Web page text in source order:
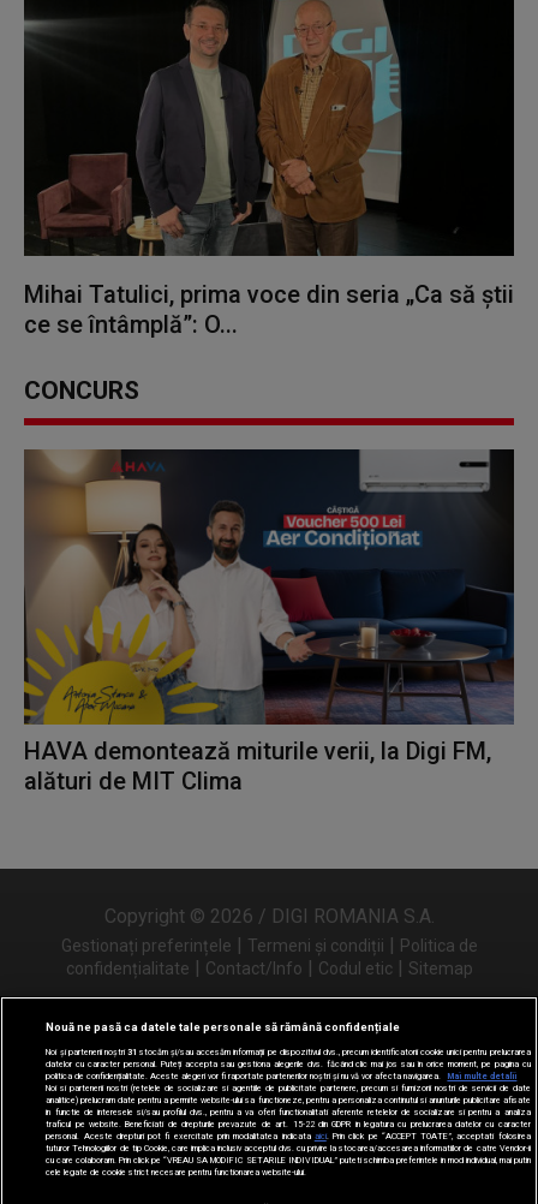
Mihai Tatulici, prima voce din seria „Ca să știi
ce se întâmplă”: O...
CONCURS
HAVA demontează miturile verii, la Digi FM,
alături de MIT Clima
Copyright © 2026 / DIGI ROMANIA S.A.
Gestionați preferințele | Termeni și condiții | Politica de
confidențialitate | Contact/Info | Codul etic | Sitemap
Urmărește-ne și pe
Nouă ne pasă ca datele tale personale să rămână confidențiale
Noi și partenerii noștri31 stocăm și/sau accesăm informații pe dispozitivul dvs., precum identificatorii cookie unici pentru prelucrarea
datelor cu caracter personal. Puteți accepta sau gestiona alegerile dvs. făcând clic mai jos sau în orice moment, pe pagina cu
politica de confidențialitate. Aceste alegeri vor fi raportate partenerilor noștri și nu vă vor afecta navigarea.
Mai multe detalii
Noi si partenerii nostri (retelele de socializare si agentiile de publicitate partenere, precum si furnizorii nostri de servicii de date
analitice) prelucram date pentru a permite website-ului sa functioneze, pentru a personaliza continutul si anunturile publicitare afisate
in functie de interesele si/sau profilul dvs., pentru a va oferi functionalitati aferente retelelor de socializare si pentru a analiza
traficul pe website. Beneficiati de drepturile prevazute de art. 15-22 din GDPR in legatura cu prelucrarea datelor cu caracter
personal. Aceste drepturi pot fi exercitate prin modalitatea indicata aici. Prin click pe “ACCEPT TOATE”, acceptati folosirea
tuturor Tehnologiilor de tip Cookie, care implica inclusiv acceptul dvs. cu privire la stocarea/accesarea informatiilor de catre Vendor-ii
cu care colaboram. Prin click pe “VREAU SA MODIFIC SETARILE INDIVIDUAL” puteti schimba preferintele in mod individual, mai putin
cele legate de cookie strict necesare pentru functionarea website-ului.